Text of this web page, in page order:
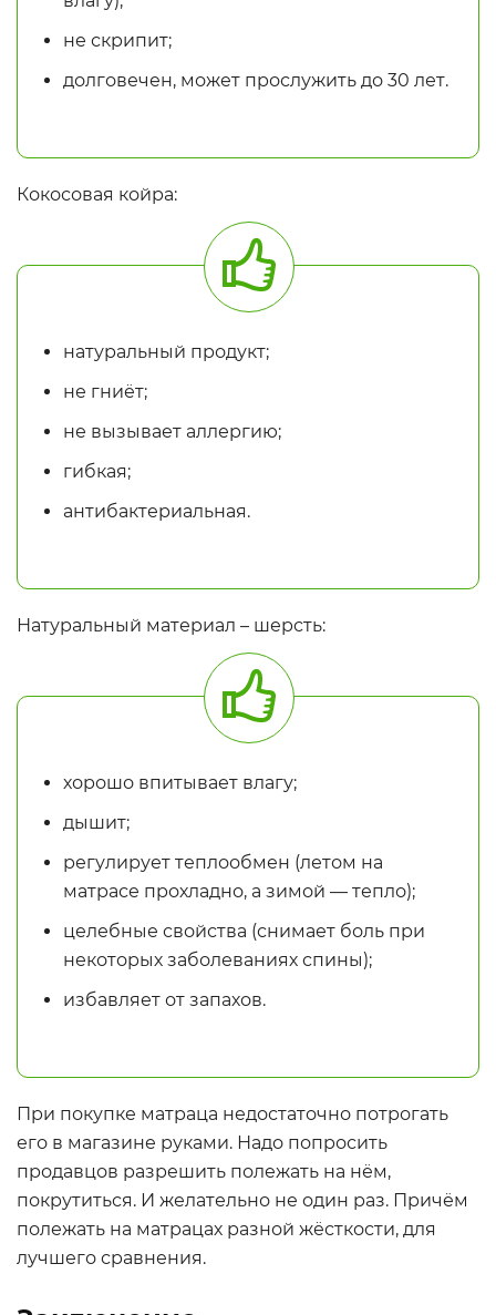
не скрипит;
долговечен, может прослужить до 30 лет.
Кокосовая койра:
натуральный продукт;
не гниёт;
не вызывает аллергию;
гибкая;
антибактериальная.
Натуральный материал – шерсть:
хорошо впитывает влагу;
дышит;
регулирует теплообмен (летом на
матрасе прохладно, а зимой — тепло);
целебные свойства (снимает боль при
некоторых заболеваниях спины);
избавляет от запахов.
При покупке матраца недостаточно потрогать
его в магазине руками. Надо попросить
продавцов разрешить полежать на нём,
покрутиться. И желательно не один раз. Причём
полежать на матрацах разной жёсткости, для
лучшего сравнения.